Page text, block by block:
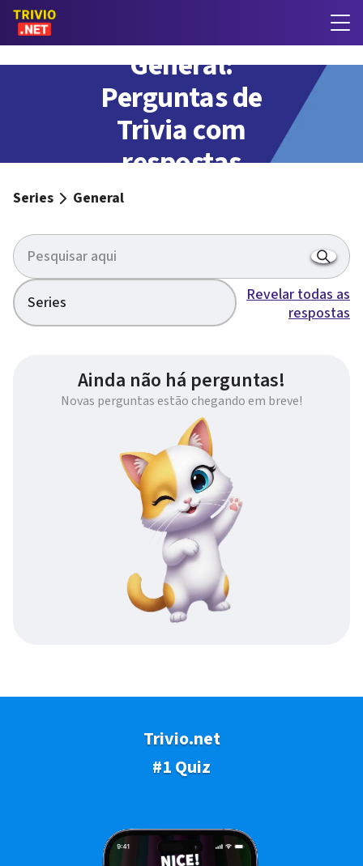
General:
Perguntas de
Trivia com
respostas
Series General
Series
Revelar todas as
respostas
Ainda não há perguntas!
Novas perguntas estão chegando em breve!
Trivio.net
#1 Quiz